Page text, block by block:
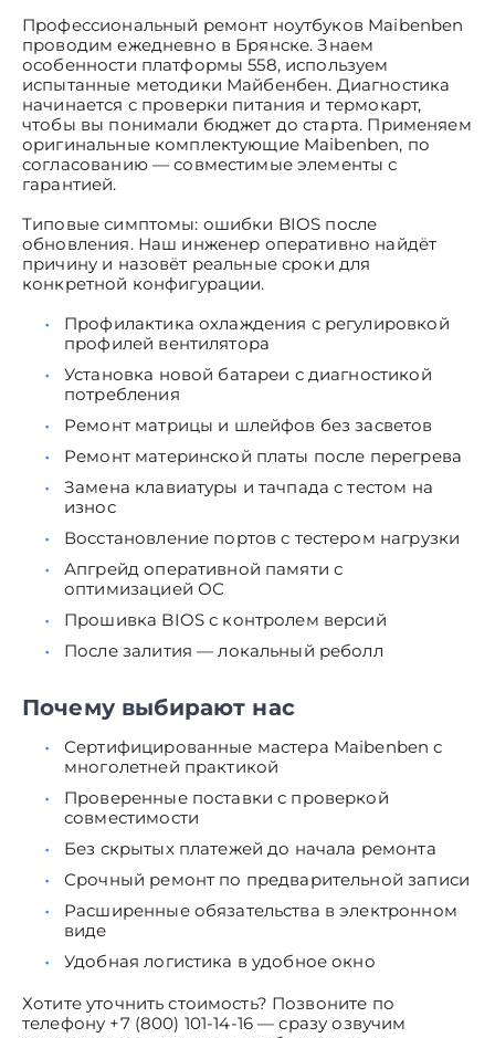
Профессиональный ремонт ноутбуков Maibenben
проводим ежедневно в Брянске. Знаем
особенности платформы 558, используем
испытанные методики Майбенбен. Диагностика
начинается с проверки питания и термокарт,
чтобы вы понимали бюджет до старта. Применяем
оригинальные комплектующие Maibenben, по
согласованию — совместимые элементы с
гарантией.
Типовые симптомы: ошибки BIOS после
обновления. Наш инженер оперативно найдёт
причину и назовёт реальные сроки для
конкретной конфигурации.
Профилактика охлаждения с регулировкой
профилей вентилятора
Установка новой батареи с диагностикой
потребления
Ремонт матрицы и шлейфов без засветов
Ремонт материнской платы после перегрева
Замена клавиатуры и тачпада с тестом на
износ
Восстановление портов с тестером нагрузки
Апгрейд оперативной памяти с
оптимизацией ОС
Прошивка BIOS с контролем версий
После залития — локальный реболл
Почему выбирают нас
Сертифицированные мастера Maibenben с
многолетней практикой
Проверенные поставки с проверкой
совместимости
Без скрытых платежей до начала ремонта
Срочный ремонт по предварительной записи
Расширенные обязательства в электронном
виде
Удобная логистика в удобное окно
Хотите уточнить стоимость? Позвоните по
телефону +7 (800) 101-14-16 — сразу озвучим